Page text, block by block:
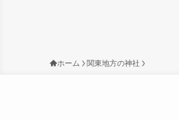
ホーム 関東地方の神社